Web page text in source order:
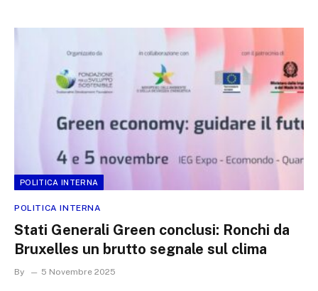
POLITICA INTERNA
POLITICA INTERNA
Stati Generali Green conclusi: Ronchi da
Bruxelles un brutto segnale sul clima
By 5 Novembre 2025